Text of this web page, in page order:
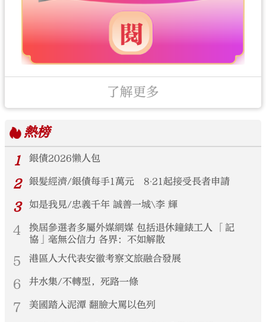
了解更多
熱榜
1
銀債2026懶人包
2 銀髮經濟/銀債每手1萬元 8‧21起接受長者申請
3 如是我見/忠義千年 誠善一城\李 輝
4
換屆參選者多屬外媒網媒 包括退休鐘錶工人 「記
協」毫無公信力 各界：不如解散
5 港區人大代表安徽考察文旅融合發展
6 井水集/不轉型，死路一條
7 美國踏入泥潭 翻臉大罵以色列